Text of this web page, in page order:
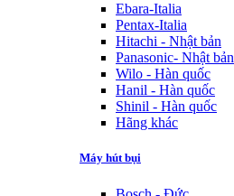
Ebara-Italia
Pentax-Italia
Hitachi - Nhật bản
Panasonic- Nhật bản
Wilo - Hàn quốc
Hanil - Hàn quốc
Shinil - Hàn quốc
Hãng khác
Máy hút bụi